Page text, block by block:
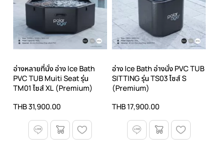
อ่างหลายที่นั่ง อ่าง Ice Bath
PVC TUB Muiti Seat รุ่น
TM01 ไซส์ XL (Premium)
THB 31,900.00
อ่าง Ice Bath อ่างนั่ง PVC TUB
SITTING รุ่น TS03 ไซส์ S
(Premium)
THB 17,900.00